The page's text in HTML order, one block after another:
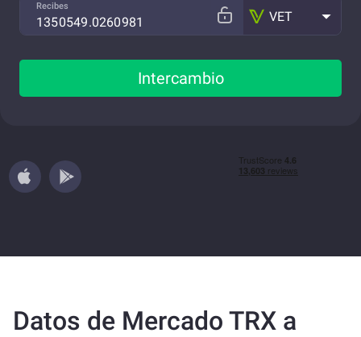
Recibes
VET
Intercambio
Datos de Mercado TRX a